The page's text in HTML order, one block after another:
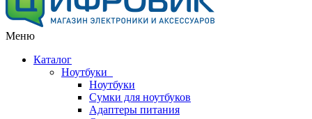
Меню
Каталог
Ноутбуки
Ноутбуки
Сумки для ноутбуков
Адаптеры питания